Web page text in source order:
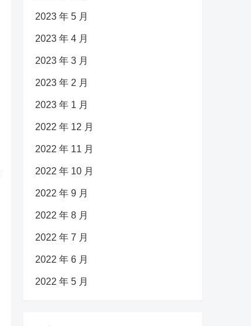
2023 年 5 月
2023 年 4 月
2023 年 3 月
2023 年 2 月
2023 年 1 月
2022 年 12 月
2022 年 11 月
2022 年 10 月
2022 年 9 月
2022 年 8 月
2022 年 7 月
2022 年 6 月
2022 年 5 月